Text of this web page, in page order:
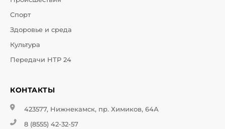
Спорт
Здоровье и среда
Культура
Передачи НТР 24
КОНТАКТЫ
423577, Нижнекамск, пр. Химиков, 64А
8 (8555) 42-32-57